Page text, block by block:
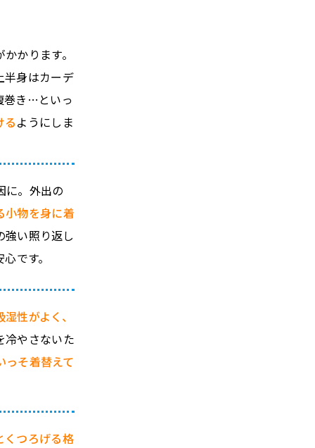
かります。
半身はカーデ
巻き…といっ
るようにしま
に。外出の
小物を身に着
い照り返し
です。
性がよく、
冷やさないた
っそ着替えて
くつろげる格